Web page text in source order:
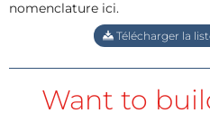
nomenclature ici.
Télécharger la
Want to